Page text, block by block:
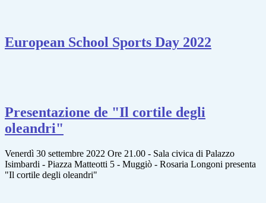
European School Sports Day 2022
Presentazione de "Il cortile degli
oleandri"
Venerdì 30 settembre 2022 Ore 21.00 - Sala civica di Palazzo
Isimbardi - Piazza Matteotti 5 - Muggiò - Rosaria Longoni presenta
"Il cortile degli oleandri"